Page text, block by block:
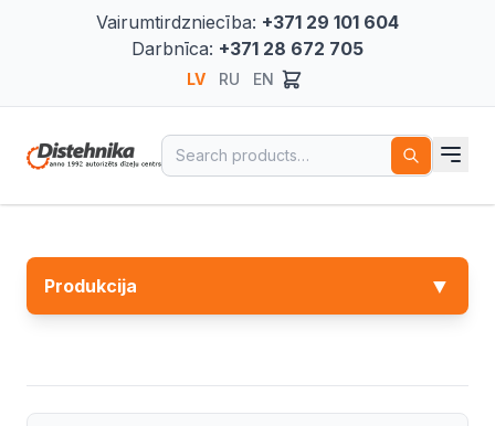
Vairumtirdzniecība: +371 29 101 604
Darbnīca: +371 28 672 705
LV RU EN
Search for:
Produkcija ▼